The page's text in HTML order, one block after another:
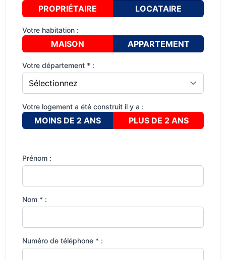
PROPRIÉTAIRE LOCATAIRE
Votre habitation :
MAISON APPARTEMENT
Votre département * :
Votre logement a été construit il y a :
MOINS DE 2 ANS PLUS DE 2 ANS
Prénom :
Nom * :
Numéro de téléphone * :